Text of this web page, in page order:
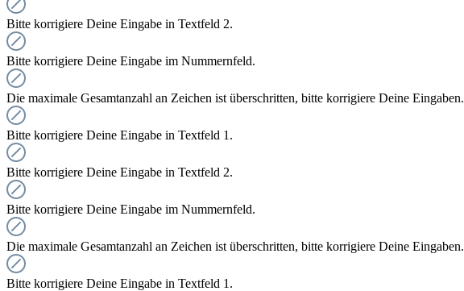
Bitte korrigiere Deine Eingabe in Textfeld 2.
Bitte korrigiere Deine Eingabe im Nummernfeld.
Die maximale Gesamtanzahl an Zeichen ist überschritten, bitte korrigiere Deine Eingaben.
Bitte korrigiere Deine Eingabe in Textfeld 1.
Bitte korrigiere Deine Eingabe in Textfeld 2.
Bitte korrigiere Deine Eingabe im Nummernfeld.
Die maximale Gesamtanzahl an Zeichen ist überschritten, bitte korrigiere Deine Eingaben.
Bitte korrigiere Deine Eingabe in Textfeld 1.